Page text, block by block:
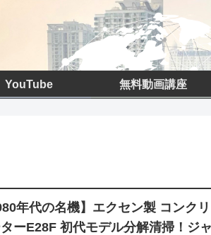
YouTube 無料動画講座
年代の名機】エクセン製 コンク
ーE28F 初代モデル分解清掃！ジ